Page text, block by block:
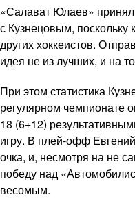
«Салават Юлаев»
с Кузнецовым, поскольку
других хоккеистов.
идея не из лучших, и на
При этом статистика
регулярном чемпионате
18 (6+12)
игру. В плей-офф
очка, и, несмотря на не
победу над
весомым.